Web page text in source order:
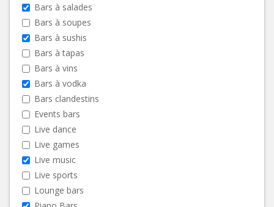
Bars à salades
Bars à soupes
Bars à sushis
Bars à tapas
Bars à vins
Bars à vodka
Bars clandestins
Events bars
Live dance
Live games
Live music
Live sports
Lounge bars